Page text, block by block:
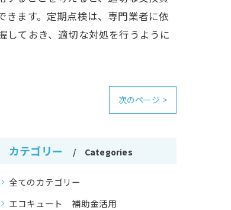
ます。定期点検は、専門業者に依
しておき、適切な対処を行うように
次のページ >
カテゴリー Categories
全てのカテゴリー
エコキュート 補助金活用